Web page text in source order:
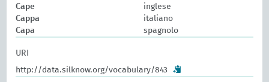
Cape
inglese
Cappa
italiano
Capa
spagnolo
URI
http://data.silknow.org/vocabulary/843